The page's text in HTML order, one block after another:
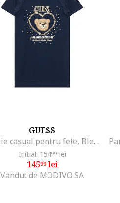
GUESS
Rochie casual pentru fete, Bleumarin
Initial: 15499 lei
14599lei
Vandut de MODIVO SA